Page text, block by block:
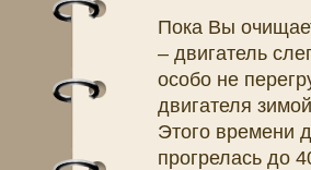
Пока Вы
– двигатель
особо не
двигателя
Этого времени
прогрелась до